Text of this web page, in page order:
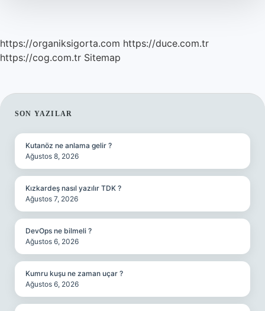
https://organiksigorta.com https://duce.com.tr
https://cog.com.tr Sitemap
SIDEBAR
SON YAZILAR
Kutanöz ne anlama gelir ?
Ağustos 8, 2026
Kızkardeş nasıl yazılır TDK ?
Ağustos 7, 2026
DevOps ne bilmeli ?
Ağustos 6, 2026
Kumru kuşu ne zaman uçar ?
Ağustos 6, 2026